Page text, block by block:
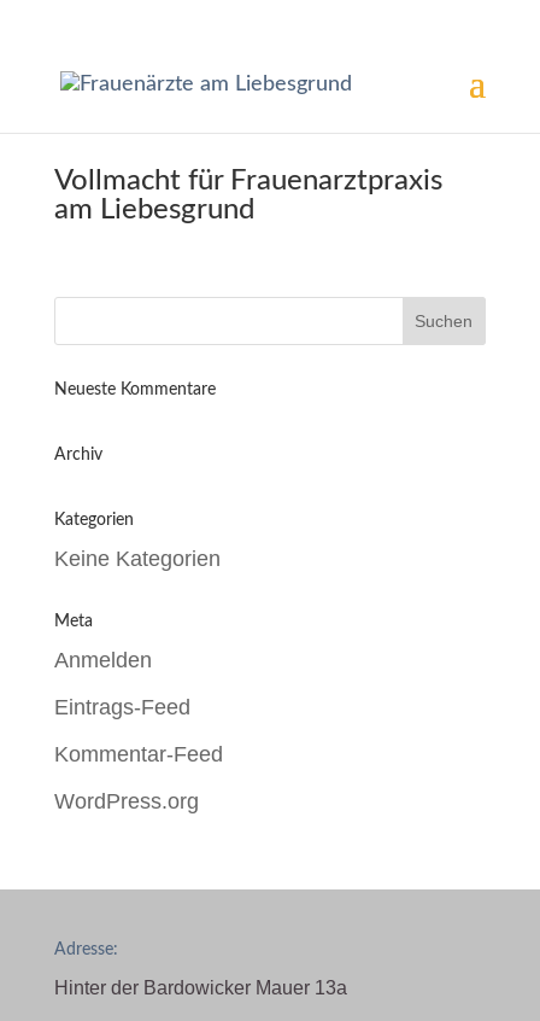
Vollmacht für Frauenarztpraxis
am Liebesgrund
Neueste Kommentare
Archiv
Kategorien
Keine Kategorien
Meta
Anmelden
Eintrags-Feed
Kommentar-Feed
WordPress.org
Adresse:
Hinter der Bardowicker Mauer 13a